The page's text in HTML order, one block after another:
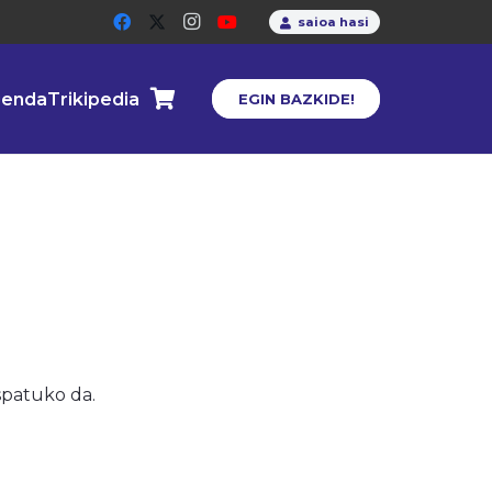
saioa hasi
Trikipedia EGIN BAZKIDE!
da.